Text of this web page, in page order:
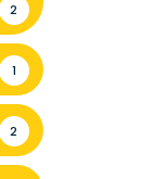
2
1
2